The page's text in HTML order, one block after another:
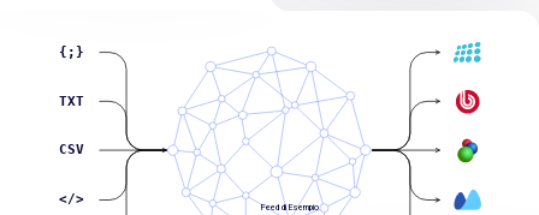
{;}
TXT
CSV
</>
Feed di Esempio